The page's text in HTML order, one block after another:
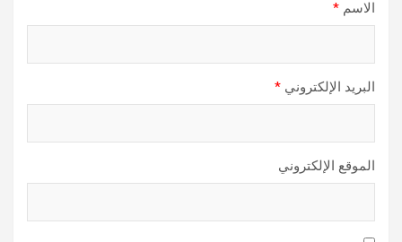
الاسم *
البريد الإلكتروني *
الموقع الإلكتروني